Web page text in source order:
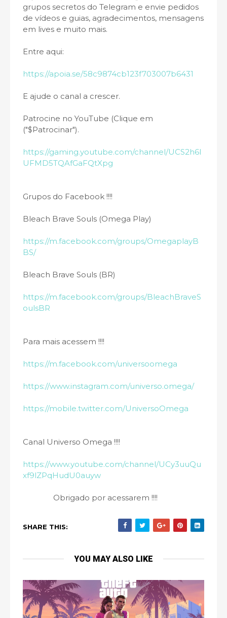
grupos secretos do Telegram e envie pedidos
de vídeos e guias, agradecimentos, mensagens
em lives e muito mais.
Entre aqui:
https://apoia.se/58c9874cb123f703007b6431
E ajude o canal a crescer.
Patrocine no YouTube (Clique em
("$Patrocinar").
https://gaming.youtube.com/channel/UCS2h6l
UFMD5TQAfGaFQtXpg
Grupos do Facebook !!!!
Bleach Brave Souls (Omega Play)
https://m.facebook.com/groups/OmegaplayB
BS/
Bleach Brave Souls (BR)
https://m.facebook.com/groups/BleachBraveS
oulsBR
Para mais acessem !!!!
https://m.facebook.com/universoomega
https://www.instagram.com/universo.omega/
https://mobile.twitter.com/UniversoOmega
Canal Universo Omega !!!!
https://www.youtube.com/channel/UCy3uuQu
xf9lZPqHudU0auyw
Obrigado por acessarem !!!!
SHARE THIS:
YOU MAY ALSO LIKE